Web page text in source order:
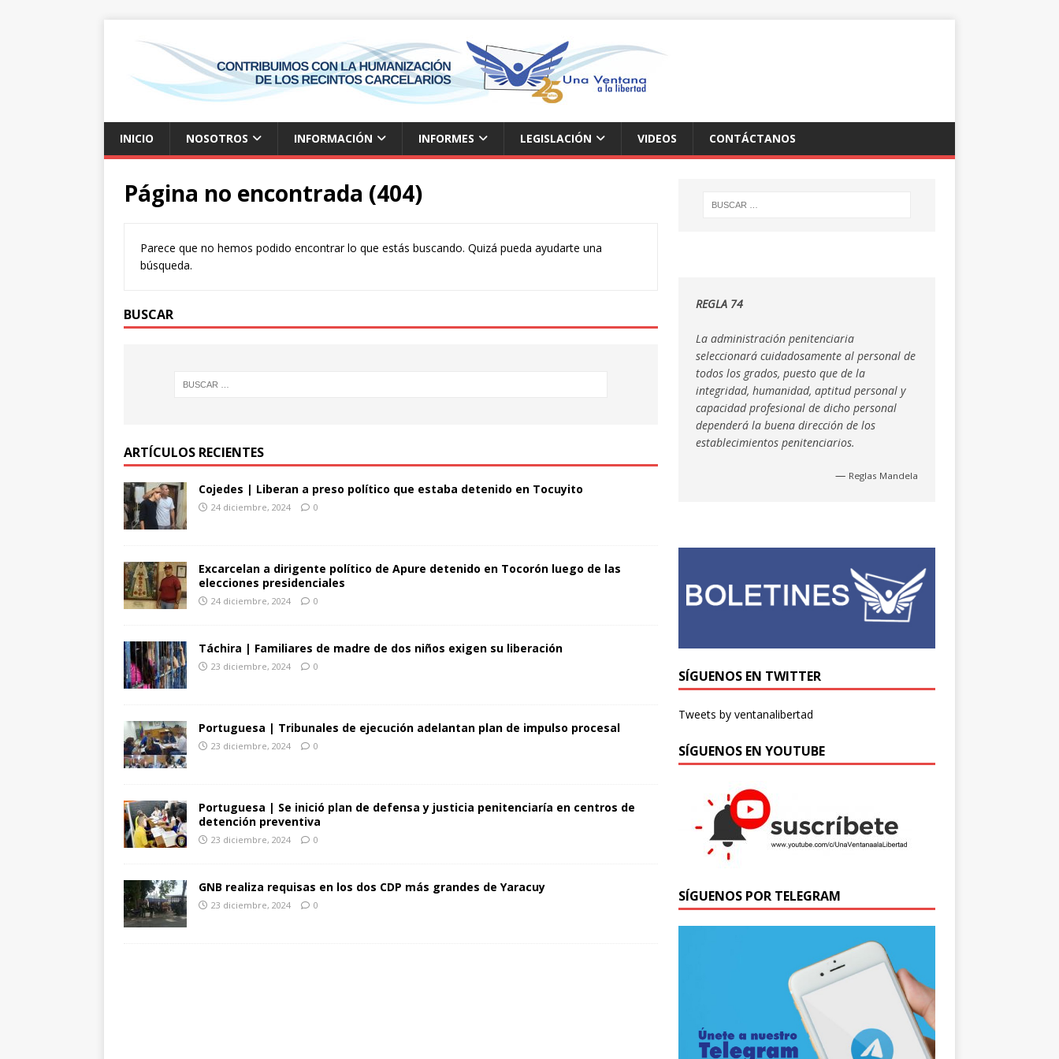
INICIO NOSOTROS INFORMACIÓN INFORMES LEGISLACIÓN VIDEOS CONTÁCTANOS
Página no encontrada (404)
Parece que no hemos podido encontrar lo que estás buscando. Quizá pueda ayudarte una
búsqueda.
BUSCAR
ARTÍCULOS RECIENTES
Cojedes | Liberan a preso político que estaba detenido en Tocuyito
24 diciembre, 2024 0
Excarcelan a dirigente político de Apure detenido en Tocorón luego de las
elecciones presidenciales
24 diciembre, 2024 0
Táchira | Familiares de madre de dos niños exigen su liberación
23 diciembre, 2024 0
Portuguesa | Tribunales de ejecución adelantan plan de impulso procesal
23 diciembre, 2024 0
Portuguesa | Se inició plan de defensa y justicia penitenciaría en centros de
detención preventiva
23 diciembre, 2024 0
GNB realiza requisas en los dos CDP más grandes de Yaracuy
23 diciembre, 2024 0
REGLA 74
La administración penitenciaria
seleccionará cuidadosamente al personal de
todos los grados, puesto que de la
integridad, humanidad, aptitud personal y
capacidad profesional de dicho personal
dependerá la buena dirección de los
establecimientos penitenciarios.
— Reglas Mandela
SÍGUENOS EN TWITTER
Tweets by ventanalibertad
SÍGUENOS EN YOUTUBE
SÍGUENOS POR TELEGRAM